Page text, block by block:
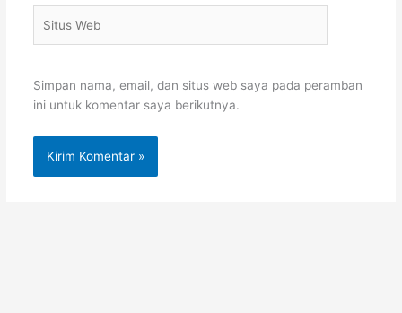
Web
Simpan nama, email, dan situs web saya pada peramban
ini untuk komentar saya berikutnya.